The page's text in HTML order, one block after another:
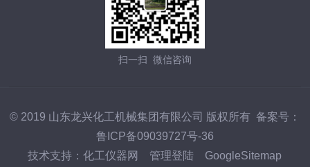
扫一扫 微信咨询
© 2019 山东龙兴化工机械集团有限公司 版权所有 备案号：
鲁ICP备09039727号-36
技术支持：化工仪器网 管理登陆 GoogleSitemap